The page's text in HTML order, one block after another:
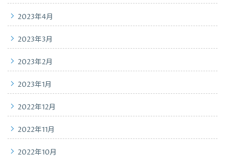
2023年4月
2023年3月
2023年2月
2023年1月
2022年12月
2022年11月
2022年10月